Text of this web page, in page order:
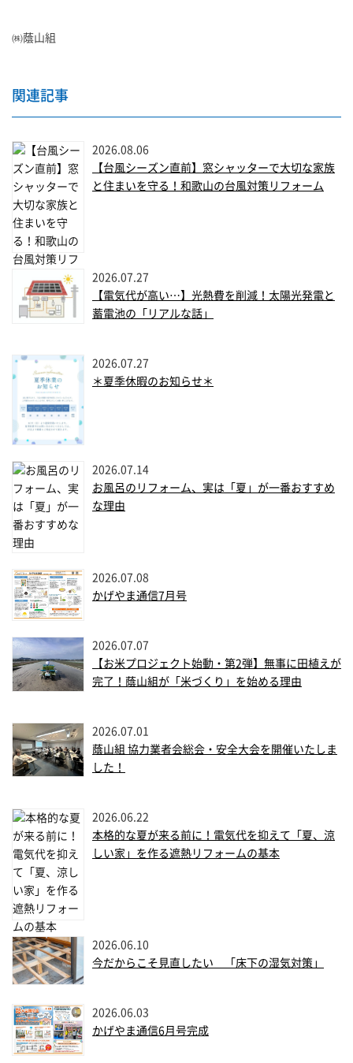
㈱蔭山組
関連記事
2026.08.06
【台風シーズン直前】窓シャッターで大切な家族
と住まいを守る！和歌山の台風対策リフォーム
2026.07.27
【電気代が高い…】光熱費を削減！太陽光発電と
蓄電池の「リアルな話」
2026.07.27
＊夏季休暇のお知らせ＊
2026.07.14
お風呂のリフォーム、実は「夏」が一番おすすめ
な理由
2026.07.08
かげやま通信7月号
2026.07.07
【お米プロジェクト始動・第2弾】無事に田植えが
完了！蔭山組が「米づくり」を始める理由
2026.07.01
蔭山組 協力業者会総会・安全大会を開催いたしま
した！
2026.06.22
本格的な夏が来る前に！電気代を抑えて「夏、涼
しい家」を作る遮熱リフォームの基本
2026.06.10
今だからこそ見直したい 「床下の湿気対策」
2026.06.03
かげやま通信6月号完成